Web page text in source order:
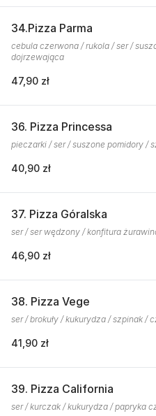
34.Pizza Parma
cebula czerwona / rukola / ser /
dojrzewająca
47,90 zł
36. Pizza Princessa
pieczarki / ser / suszone pomidory /
40,90 zł
37. Pizza Góralska
ser / ser wędzony / konfitura
46,90 zł
38. Pizza Vege
ser / brokuły / kukurydza / szpinak /
41,90 zł
39. Pizza California
ser / kurczak / kukurydza / papryka